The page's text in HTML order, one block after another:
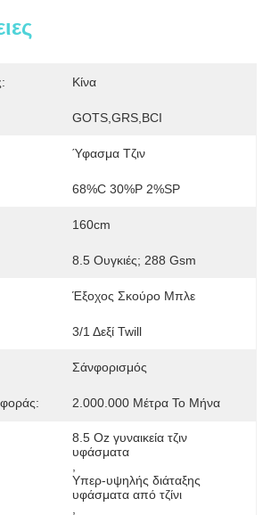
Κίνα
GOTS,GRS,BCI
Ύφασμα Τζιν
68%C 30%P 2%SP
160cm
8.5 Ουγκιές; 288 Gsm
Έξοχος Σκούρο Μπλε
3/1 Δεξί Twill
Σάνφορισμός
2.000.000 Μέτρα Το Μήνα
8.5 Oz γυναικεία τζιν
υφάσματα
Υπερ-υψηλής διάταξης
υφάσματα από τζίνι